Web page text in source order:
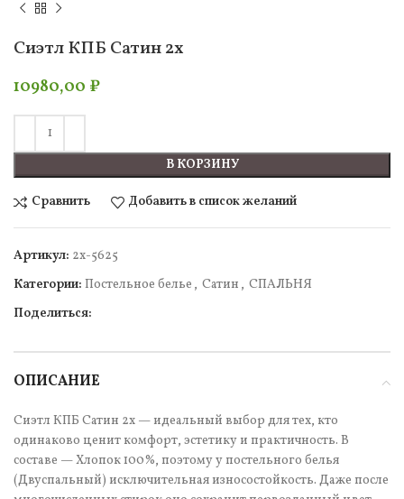
Сиэтл КПБ Сатин 2х
10980,00 ₽
В КОРЗИНУ
Сравнить Добавить в список желаний
Артикул: 2х-5625
Категории: Постельное белье , Сатин , СПАЛЬНЯ
Поделиться:
ОПИСАНИЕ
Сиэтл КПБ Сатин 2х — идеальный выбор для тех, кто
одинаково ценит комфорт, эстетику и практичность. В
составе — Хлопок 100%, поэтому у постельного белья
(Двуспальный) исключительная износостойкость. Даже после